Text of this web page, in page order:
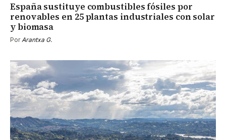
España sustituye combustibles fósiles por
renovables en 25 plantas industriales con solar
y biomasa
PorArantxa G.